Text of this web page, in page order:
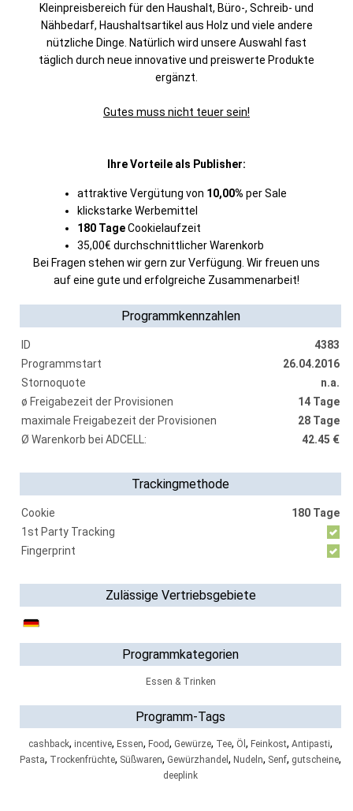
Kleinpreisbereich für den Haushalt, Büro-, Schreib- und
Nähbedarf, Haushaltsartikel aus Holz und viele andere
nützliche Dinge. Natürlich wird unsere Auswahl fast
täglich durch neue innovative und preiswerte Produkte
ergänzt.
Gutes muss nicht teuer sein!
Ihre Vorteile als Publisher:
attraktive Vergütung von 10,00% per Sale
klickstarke Werbemittel
180 TageCookielaufzeit
35,00€ durchschnittlicher Warenkorb
Bei Fragen stehen wir gern zur Verfügung. Wir freuen uns
auf eine gute und erfolgreiche Zusammenarbeit!
Programmkennzahlen
ID
4383
Programmstart
26.04.2016
Stornoquote
n.a.
ø Freigabezeit der Provisionen
14 Tage
maximale Freigabezeit der Provisionen
28 Tage
Ø Warenkorb bei ADCELL:
42.45 €
Trackingmethode
Cookie
180 Tage
1st Party Tracking
Fingerprint
Zulässige Vertriebsgebiete
Programmkategorien
Essen & Trinken
Programm-Tags
cashback, incentive, Essen, Food, Gewürze, Tee, Öl , Feinkost, Antipasti,
Pasta, Trockenfrüchte, Süßwaren, Gewürzhandel , Nudeln, Senf, gutscheine,
deeplink